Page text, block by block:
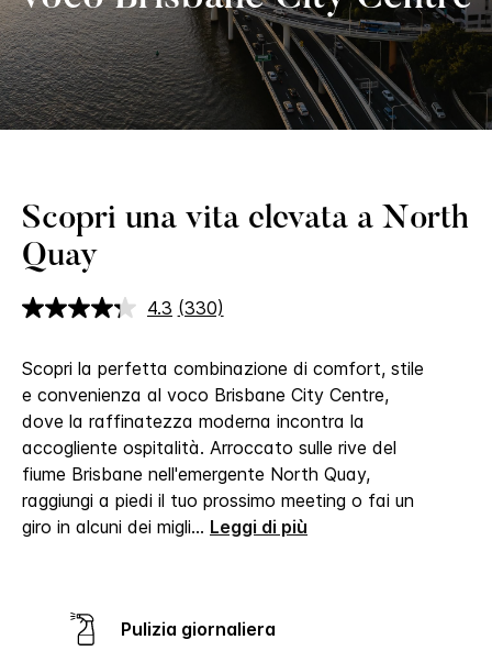
Scopri una vita elevata a North
Quay
4.3 Leggi
Stesso
link
alla
pagina.
(330)
Scopri la perfetta combinazione di comfort, stile
e convenienza al voco Brisbane City Centre,
dove la raffinatezza moderna incontra la
accogliente ospitalità. Arroccato sulle rive del
fiume Brisbane nell'emergente North Quay,
raggiungi a piedi il tuo prossimo meeting o fai un
giro in alcuni dei migli... Leggi di più
Pulizia giornaliera